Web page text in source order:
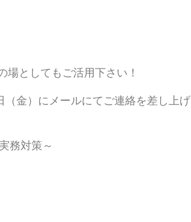
としてもご活用下さい！
金）にメールにてご連絡を差し上げ
務対策～